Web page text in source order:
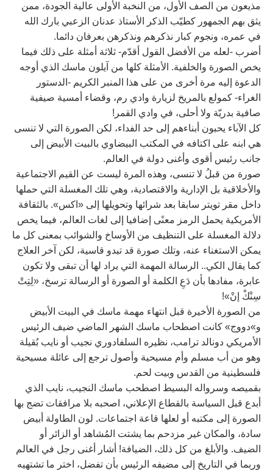
مذيعون من الصف الأول، من النخبة الأولى عالية الجودة، ممن
يثق بهم الجمهور كطيّب الذكر الأستاذ عدنان الزعبي بارك الله
في عمره، ونجوم كبار نذكرهم ونذكرهن بعرفان دائما.
أضرب -لعله من الأفضل القول أقدّم- ثلاثة أمثلة على ذلك فيما
يخص الصورة والخلفية. الأمثلة كلها من آيلون ماسك الذي أوجه
الدعوة إليه مرة أخرى من على هذا المنبر الكريم -الدستور
الغراء- كمولع بالمريخ لزيارة وادي رم، وقضاء أمسية صيفية
صافية بدريّة ولا أحلى، في وادي القمر!
كل الآباء يحبون أبناءهم إلى حد الفداء، لكن الصورة التي لا تنسى
هي ابنه على اكتافه في المكتب البيضاوي بالبيت الأبيض إلى
جانب رئيس أقوى وأغنى دولة في العالم.
صورة من قبلُ لا تنسى، وهذه المرة ليست عن القيم الاجتماعية
والأخلاقية بل الإدارية والاقتصادية، وهي تلك المغسلة التي حملها
داخل مقر تويتر سابقا بعد شرائها وتحويلها إلى «اكس». بالثقافة
الأمريكية يحمل الرمز معنًى إضافيا إلى لغات العالم، فيما يخص
دلالة المغسلة على التنظيف من الأوساخ والشوائب بمعنى كل ما
يمكن الاستغناء عنه، وتلك صورة قد تبدو قاسية، لكن آخر العلاج
كما يقال الكي.. الرسالة المهمة التي يراد لها أن تبقى ولا تكون
عابرة، مفادها بأن دَعِ الكلمة أو الصورة أو الرسالة ترسخ، «لِتِتْ
سِنْكْ إنْ»!
من الصورة الأخيرة قبل انتهاء مهمة ماسك في البيت الأبيض
و»دووج» كانت اصطحاب ماسك الشهر الماضي ضيف الرئيس
الأمريكي دونالد ترامب، نظيره السلفادوري نجيب أو نايب بُقيلة
وهو من أب مسلم وأم مسيحية وأصول ترجع إلى عائلة مسيحية
فلسطينية من القدس وبيت لحم.
بقميصه وسرواله البسيط اصطحب ماسك النجيب، نايب الذي
أبدع قبل السياسة بالقطاع الإعلاني، اصحبه بلا مرافقات تضج بها
الصورة إلى مكتبه أو لعلها قاعة اجتماعات. لون الطاولة أبيض
سادة، والمكان غير مزدحم بما يشتت المُشاهد أو الزائر أو
الضيف. والأبلغ من كل ذلك، الضيافة! أشار أغنى رجل في العالم
وربما في التاريخ إلى مضيفه الرئيس بأن تفضل، اختر ما تشتهيه